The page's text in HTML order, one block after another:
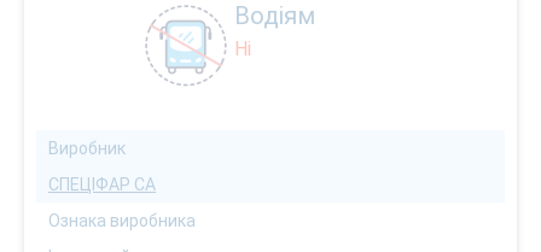
Водіям
Ні
Виробник
СПЕЦІФАР СА
Ознака виробника